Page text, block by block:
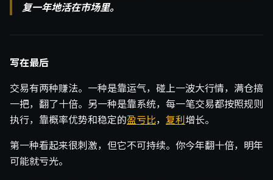
复一年地活在市场里。
写在最后
交易有两种赚法。一种是靠运气，碰上一波大行情，满仓搞
一把，翻了十倍。另一种是靠系统，每一笔交易都按照规则
执行，靠概率优势和稳定的盈亏比， 复利 增长。
第一种看起来很刺激，但它不可持续。你今年翻十倍，明年
可能就亏光。